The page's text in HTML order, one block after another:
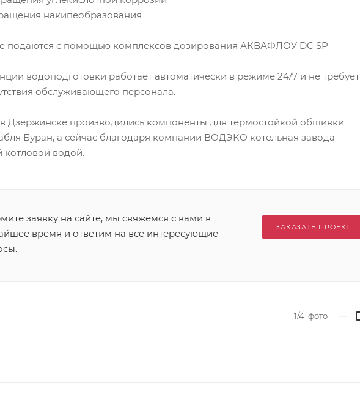
накипеобразования
подаются с помощью комплексов дозирования АКВАФЛОУ DC SP
водоподготовки работает автоматически в режиме 24/7 и не требует
обслуживающего персонала.
Дзержинске производились компоненты для термостойкой обшивки
Буран, а сейчас благодаря компании ВОДЭКО котельная завода
котловой водой.
заявку на сайте, мы свяжемся с вами в
время и ответим на все интересующие
ЗАКАЗАТЬ ПРОЕКТ
1/4 фото